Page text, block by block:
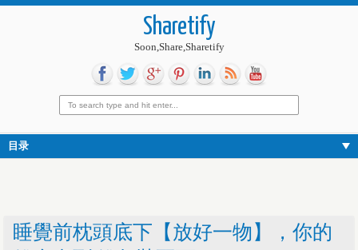
Sharetify
Soon,Share,Sharetify
目录
睡覺前枕頭底下【放好一物】，你的